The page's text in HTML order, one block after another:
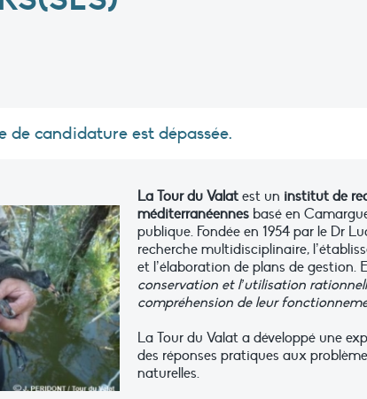
de candidature est dépassée.
La Tour du Valat est un institut de
méditerranéennes basé en
publique. Fondée en 1954 par le Dr
recherche multidisciplinaire,
et l’élaboration de plans de gestion.
conservation et l’utilisation
compréhension de leur
La Tour du Valat a développé une
des réponses pratiques aux
naturelles.